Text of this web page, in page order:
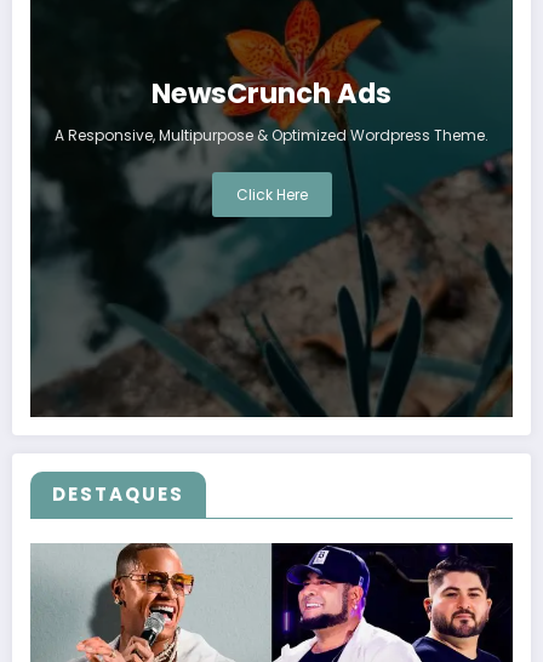
NewsCrunch Ads
A Responsive, Multipurpose & Optimized Wordpress Theme.
Click Here
DESTAQUES